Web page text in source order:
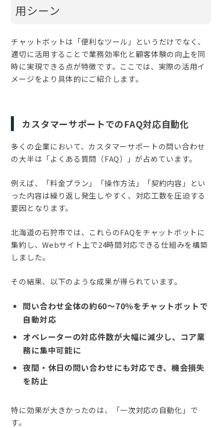
用シーン
チャットボットは「便利なツール」というだけでなく、
適切に活用することで業務効率化と顧客体験の向上を同
時に実現できる点が特徴です。ここでは、実際の活用イ
メージをより具体的にご紹介します。
カスタマーサポートでのFAQ対応自動化
多くの企業において、カスタマーサポートの問い合わせ
の大半は「よくある質問（FAQ）」が占めています。
例えば、「料金プラン」「操作方法」「契約内容」とい
った内容は繰り返し発生しやすく、対応工数を圧迫する
要因となります。
北海道の石狩市では、これらのFAQをチャットボットに
集約し、Webサイト上で24時間対応できる仕組みを構築
しました。
その結果、以下のような成果が得られています。
問い合わせ全体の約60〜70％をチャットボットで
自動対応
オペレーターの対応件数が大幅に減少し、コア業
務に集中可能に
夜間・休日の問い合わせにも対応でき、機会損失
を防止
特に効果が大きかったのは、「一次対応の自動化」で
す。